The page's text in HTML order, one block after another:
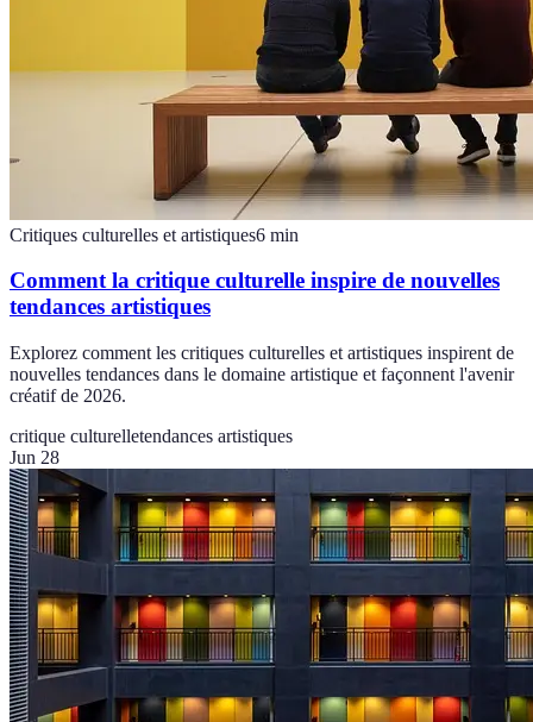
Critiques culturelles et artistiques6 min
Comment la critique culturelle inspire de nouvelles
tendances artistiques
Explorez comment les critiques culturelles et artistiques inspirent de
nouvelles tendances dans le domaine artistique et façonnent l'avenir
créatif de 2026.
critique culturelletendances artistiques
Jun 28